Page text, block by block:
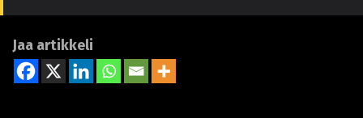
Jaa artikkeli